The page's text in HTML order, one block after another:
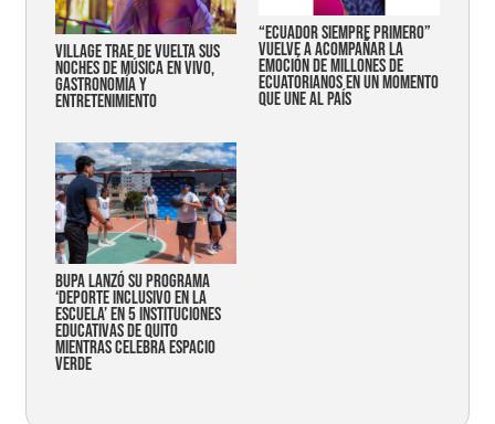
Village trae de vuelta sus
noches de música en vivo,
gastronomía y
entretenimiento
“Ecuador siempre primero”
vuelve a acompañar la
emoción de millones de
ecuatorianos en un momento
que une al país
Bupa lanzó su programa
‘Deporte Inclusivo en la
Escuela’ en 5 instituciones
educativas de Quito
mientras celebra espacio
verde